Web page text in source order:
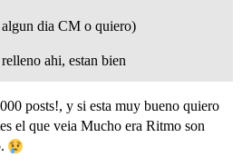
dia CM o quiero)
ahi, estan bien
posts!, y si esta muy bueno quiero
el que veia Mucho era Ritmo son